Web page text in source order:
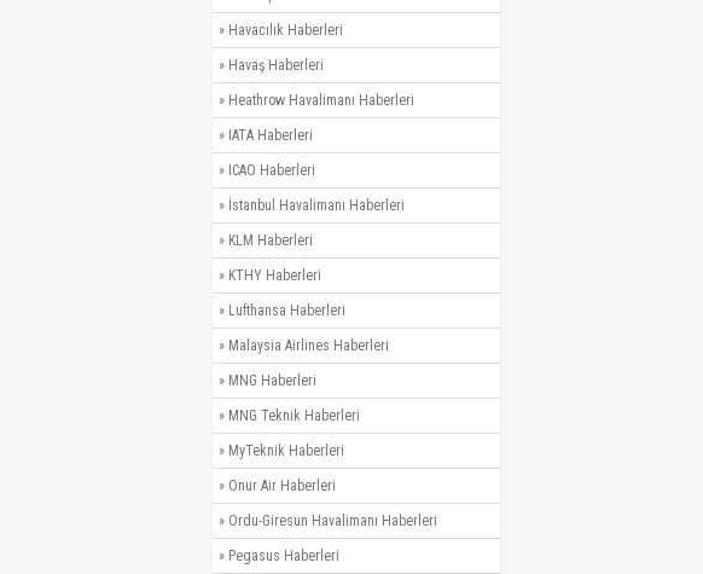
» Havacılık Haberleri
» Havaş Haberleri
» Heathrow Havalimanı Haberleri
» IATA Haberleri
» ICAO Haberleri
» İstanbul Havalimanı Haberleri
» KLM Haberleri
» KTHY Haberleri
» Lufthansa Haberleri
» Malaysia Airlines Haberleri
» MNG Haberleri
» MNG Teknik Haberleri
» MyTeknik Haberleri
» Onur Air Haberleri
» Ordu-Giresun Havalimanı Haberleri
» Pegasus Haberleri